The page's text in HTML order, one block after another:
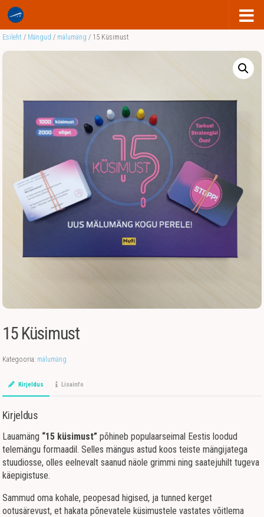
Esileht / Mängud / mälumäng / 15 Küsimust
15 Küsimust
Kategooria: mälumäng
Kirjeldus Lisainfo
Kirjeldus
Lauamäng “15 küsimust”põhineb populaarseimal Eestis loodud
telemängu formaadil. Selles mängus astud koos teiste mängijatega
stuudiosse, olles eelnevalt saanud näole grimmi ning saatejuhilt tugeva
käepigistuse.
Sammud oma kohale, peopesad higised, ja tunned kerget
ootusärevust, et hakata põnevatele küsimustele vastates võitlema